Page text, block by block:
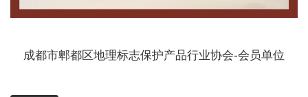
成都市郫都区地理标志保护产品行业协会-会员单位